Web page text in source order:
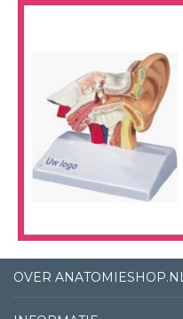
OVER ANATOMIESHOP.NL